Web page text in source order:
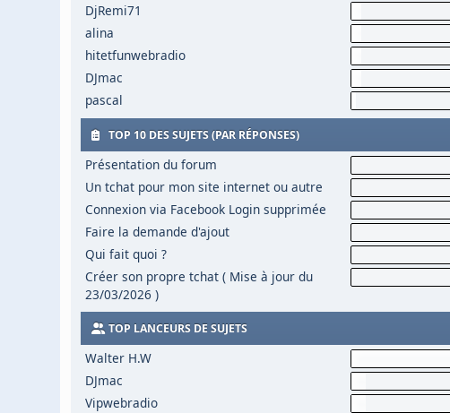
DjRemi71
alina
hitetfunwebradio
DJmac
pascal
TOP 10 DES SUJETS (PAR RÉPONSES)
Présentation du forum
Un tchat pour mon site internet ou autre
Connexion via Facebook Login supprimée
Faire la demande d'ajout
Qui fait quoi ?
Créer son propre tchat ( Mise à jour du
23/03/2026 )
TOP LANCEURS DE SUJETS
Walter H.W
DJmac
Vipwebradio